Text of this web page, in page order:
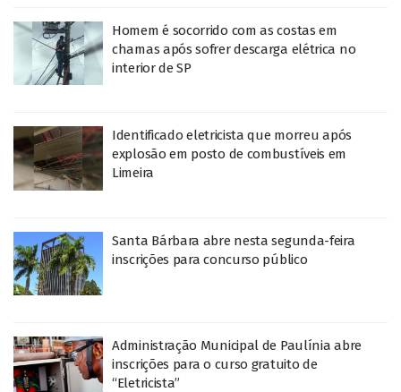
Homem é socorrido com as costas em
chamas após sofrer descarga elétrica no
interior de SP
Identificado eletricista que morreu após
explosão em posto de combustíveis em
Limeira
Santa Bárbara abre nesta segunda-feira
inscrições para concurso público
Administração Municipal de Paulínia abre
inscrições para o curso gratuito de
“Eletricista”